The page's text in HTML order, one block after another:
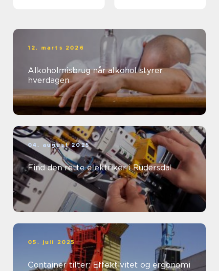
12. marts 2026
Alkoholmisbrug når alkohol styrer
hverdagen
04. august 2025
Find den rette elektriker i Rudersdal
05. juli 2025
Container tilter: Effektivitet og ergonomi